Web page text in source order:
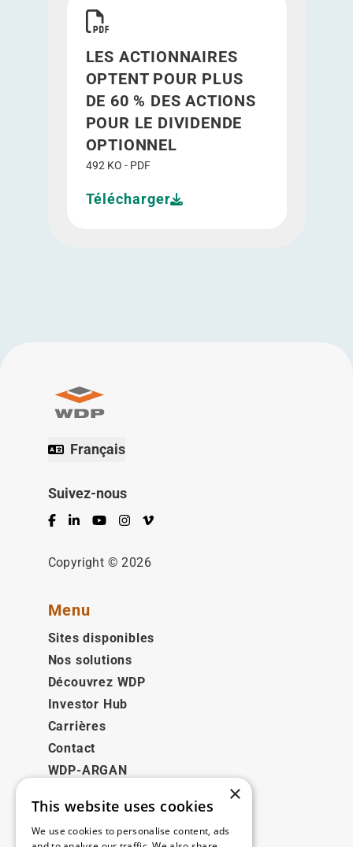
LES ACTIONNAIRES
OPTENT POUR PLUS
DE 60 % DES ACTIONS
POUR LE DIVIDENDE
OPTIONNEL
492 KO - PDF
Télécharger
Français
Suivez-nous
Facebook
LinkedInYouTubeInstagram
Vimeo
Copyright © 2026
Menu
Sites disponibles
Nos solutions
Découvrez WDP
Investor Hub
Carrières
Contact
WDP-ARGAN
Juridique
×
This website uses cookies
We use cookies to personalise content, ads